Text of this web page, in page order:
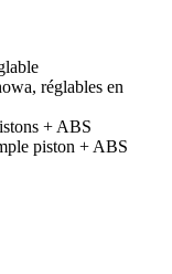
réglables en
+ ABS
piston + ABS